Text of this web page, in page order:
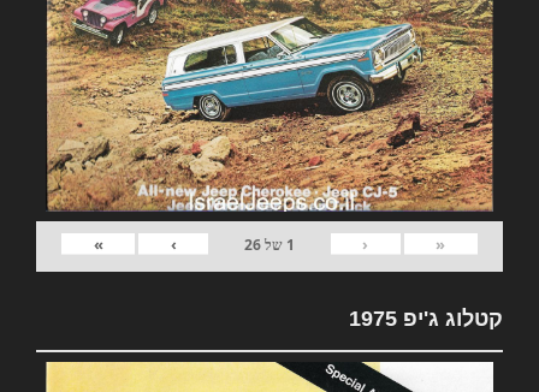
«
‹
1 של26
›
»
קטלוג ג'יפ 1975